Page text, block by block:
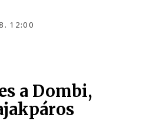
12:00
a Dombi,